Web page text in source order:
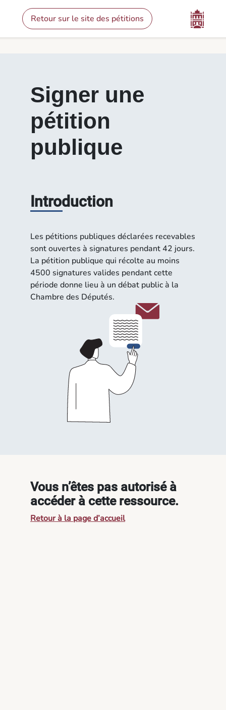
Signer une pétition - Pétitions
Retour sur le site des pétitions
Signer une
pétition
publique
Introduction
Les pétitions publiques déclarées recevables
sont ouvertes à signatures pendant 42 jours.
La pétition publique qui récolte au moins
4500 signatures valides pendant cette
période donne lieu à un débat public à la
Chambre des Députés.
Vous n’êtes pas autorisé à
accéder à cette ressource.
Retour à la page d’accueil